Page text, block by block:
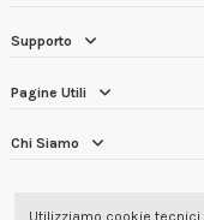
Supporto
Pagine Utili
Chi Siamo
RECENSIONI